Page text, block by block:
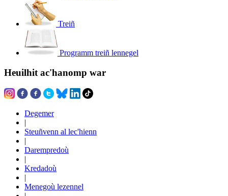
Treiñ
Programm treiñ lennegel
Heuilhit ac'hanomp war
Degemer
|
Steuñvenn al lec'hienn
|
Darempredoù
|
Kredadoù
|
Menegoù lezennel